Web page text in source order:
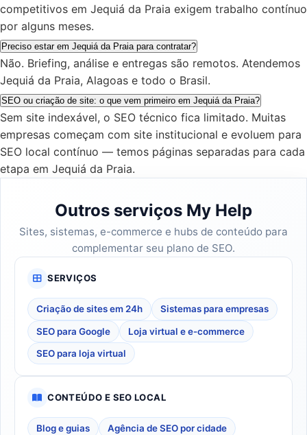
competitivos em Jequiá da Praia exigem trabalho contínuo
por alguns meses.
Preciso estar em Jequiá da Praia para contratar?
Não. Briefing, análise e entregas são remotos. Atendemos
Jequiá da Praia, Alagoas e todo o Brasil.
SEO ou criação de site: o que vem primeiro em Jequiá da Praia?
Sem site indexável, o SEO técnico fica limitado. Muitas
empresas começam com site institucional e evoluem para
SEO local contínuo — temos páginas separadas para cada
etapa em Jequiá da Praia.
Outros serviços My Help
Sites, sistemas, e-commerce e hubs de conteúdo para
complementar seu plano de SEO.
SERVIÇOS
Criação de sites em 24h Sistemas para empresas
SEO para Google Loja virtual e e-commerce
SEO para loja virtual
CONTEÚDO E SEO LOCAL
Blog e guias Agência de SEO por cidade